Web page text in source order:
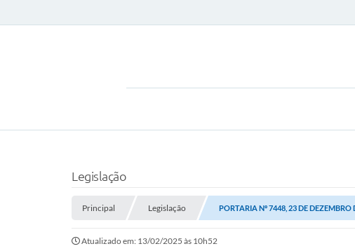
Legislação
Principal Legislação PORTARIA Nº 7448, 23 DE DEZEMBRO
Atualizado em: 13/02/2025 às 10h52